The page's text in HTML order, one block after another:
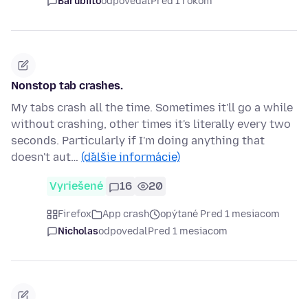
Nonstop tab crashes.
My tabs crash all the time. Sometimes it'll go a while
without crashing, other times it's literally every two
seconds. Particularly if I'm doing anything that
doesn't aut… (ďalšie informácie)
Vyriešené 16 20
Firefox App crash
opýtané Pred 1 mesiacom
NicholasodpovedalPred 1 mesiacom